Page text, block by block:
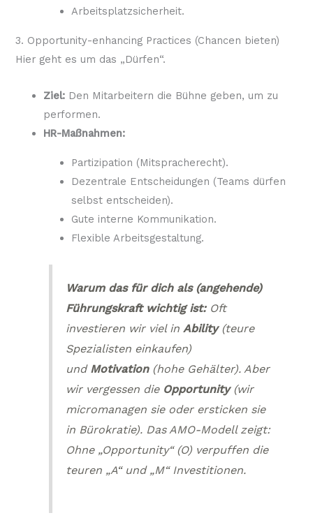
Arbeitsplatzsicherheit.
3. Opportunity-enhancing Practices (Chancen bieten)
Hier geht es um das „Dürfen“.
Ziel:Den Mitarbeitern die Bühne geben, um zu
performen.
HR-Maßnahmen:
Partizipation (Mitspracherecht).
Dezentrale Entscheidungen (Teams dürfen
selbst entscheiden).
Gute interne Kommunikation.
Flexible Arbeitsgestaltung.
Warum das für dich als (angehende)
Führungskraft wichtig ist:Oft
investieren wir viel inAbility(teure
Spezialisten einkaufen)
und Motivation(hohe Gehälter). Aber
wir vergessen die Opportunity(wir
micromanagen sie oder ersticken sie
in Bürokratie). Das AMO-Modell zeigt:
Ohne „Opportunity“ (O) verpuffen die
teuren „A“ und „M“ Investitionen.